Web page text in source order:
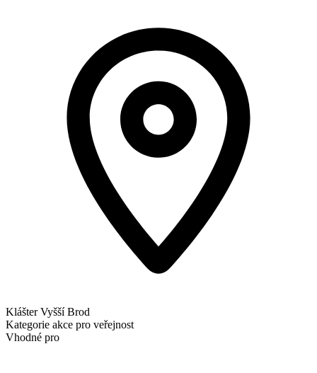
Klášter Vyšší Brod
Kategorie akce pro veřejnost
Vhodné pro